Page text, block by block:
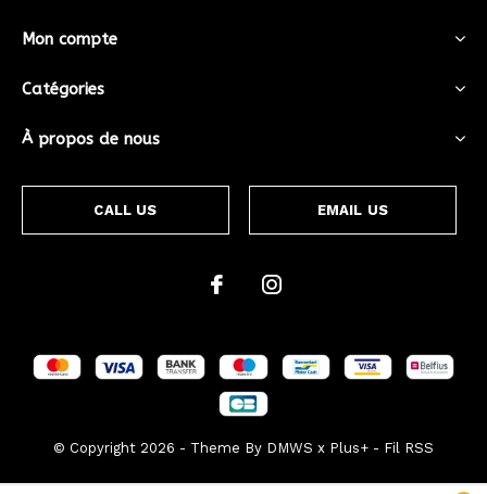
Mon compte
Catégories
À propos de nous
CALL US EMAIL US
© Copyright 2026 - Theme By DMWS x Plus+ - Fil RSS